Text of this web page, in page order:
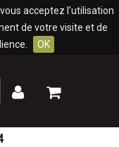
acceptez l'utilisation
de votre visite et de
OK
Mon
Mon